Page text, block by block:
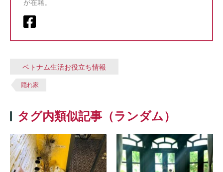
が在籍。
ベトナム生活お役立ち情報
隠れ家
タグ内類似記事（ランダム）